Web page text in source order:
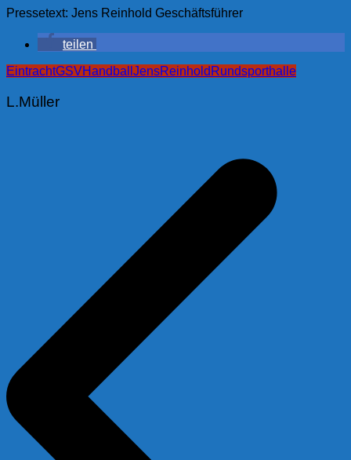
Pressetext: Jens Reinhold Geschäftsführer
teilen
EintrachtGSVHandball JensReinhold Rundsporthalle
L.Müller